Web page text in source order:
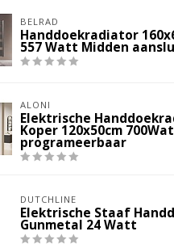
BELRAD
Handdoekradiator
557 Watt Midden
ALONI
Elektrische
Koper 120x50cm
programeerbaar
DUTCHLINE
Elektrische Staaf
Gunmetal 24 Watt